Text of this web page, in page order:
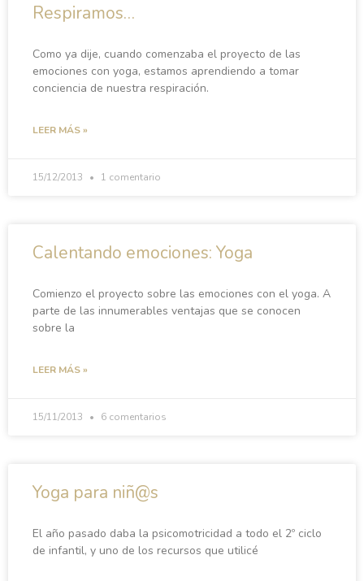
Respiramos…
Como ya dije, cuando comenzaba el proyecto de las
emociones con yoga, estamos aprendiendo a tomar
conciencia de nuestra respiración.
LEER MÁS »
15/12/2013 1 comentario
Calentando emociones: Yoga
Comienzo el proyecto sobre las emociones con el yoga. A
parte de las innumerables ventajas que se conocen
sobre la
LEER MÁS »
15/11/2013 6 comentarios
Yoga para niñ@s
El año pasado daba la psicomotricidad a todo el 2º ciclo
de infantil, y uno de los recursos que utilicé